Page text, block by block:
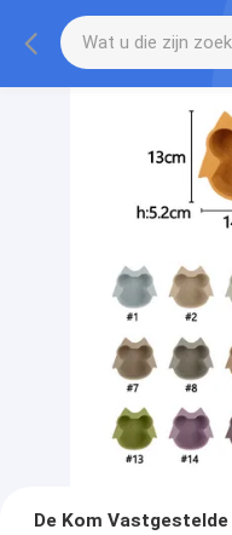
De Kom